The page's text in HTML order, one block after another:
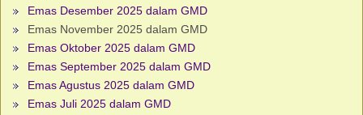
Emas Desember 2025 dalam GMD
Emas November 2025 dalam GMD
Emas Oktober 2025 dalam GMD
Emas September 2025 dalam GMD
Emas Agustus 2025 dalam GMD
Emas Juli 2025 dalam GMD